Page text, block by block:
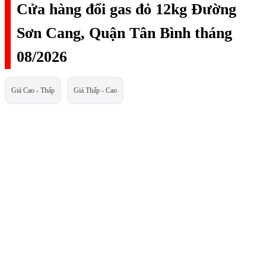
Cửa hàng đổi gas đỏ 12kg Đường
Sơn Cang, Quận Tân Bình tháng
08/2026
Giá Cao - Thấp Giá Thấp - Cao